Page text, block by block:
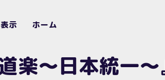
示 ホーム
楽～日本統一